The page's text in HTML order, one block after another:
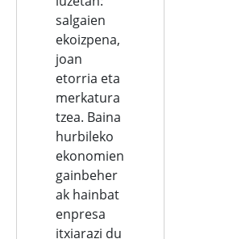
salgaien
ekoizpena,
joan
etorria eta
merkatura
tzea. Baina
hurbileko
ekonomien
gainbeher
ak hainbat
enpresa
itxiarazi du